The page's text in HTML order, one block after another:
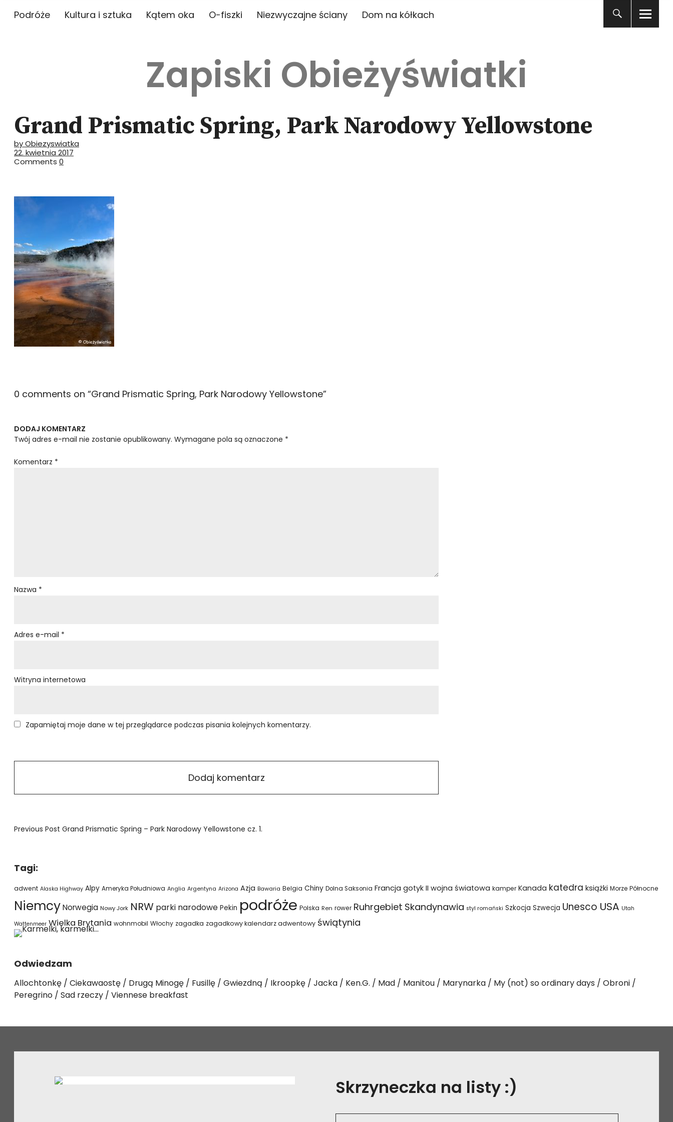
Podróże Kultura i sztuka Kątem oka O-fiszki Niezwyczajne ściany Dom na kółkach
Zapiski Obieżyświatki
Grand Prismatic Spring, Park Narodowy Yellowstone
by Obiezyswiatka
22. kwietnia 2017
Comments 0
0 comments on “Grand Prismatic Spring, Park Narodowy Yellowstone”
DODAJ KOMENTARZ
Twój adres e-mail nie zostanie opublikowany. Wymagane pola są oznaczone *
Komentarz *
Nazwa *
Adres e-mail *
Witryna internetowa
Zapamiętaj moje dane w tej przeglądarce podczas pisania kolejnych komentarzy.
Previous Post Grand Prismatic Spring – Park Narodowy Yellowstone cz. 1.
Tagi:
adwent Alaska Highway Alpy Ameryka Południowa Anglia Argentyna Arizona Azja Bawaria Belgia Chiny Dolna Saksonia Francja gotyk II wojna światowa kamper Kanada katedra książki Morze Północne
NiemcyNorwegia Nowy Jork NRW parki narodowe Pekin podróże Polska Ren rower Ruhrgebiet Skandynawia styl romański Szkocja Szwecja Unesco USA Utah
Wattenmeer Wielka Brytania wohnmobil Włochy zagadka zagadkowy kalendarz adwentowy świątynia
Odwiedzam
Allochtonkę Ciekawaostę Drugą Minogę Fusillę Gwiezdną Ikroopkę Jacka Ken.G. Mad Manitou Marynarka My (not) so ordinary days
Obroni
Peregrino
Sad rzeczy Viennese breakfast
Skrzyneczka na listy :)